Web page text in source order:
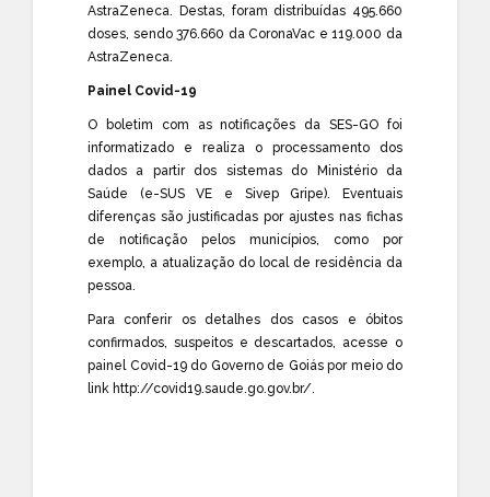
AstraZeneca. Destas, foram distribuídas 495.660
doses, sendo 376.660 da CoronaVac e 119.000 da
AstraZeneca.
Painel Covid-19
O boletim com as notificações da SES-GO foi
informatizado e realiza o processamento dos
dados a partir dos sistemas do Ministério da
Saúde (e-SUS VE e Sivep Gripe). Eventuais
diferenças são justificadas por ajustes nas fichas
de notificação pelos municípios, como por
exemplo, a atualização do local de residência da
pessoa.
Para conferir os detalhes dos casos e óbitos
confirmados, suspeitos e descartados, acesse o
painel Covid-19 do Governo de Goiás por meio do
link http://covid19.saude.go.gov.br/